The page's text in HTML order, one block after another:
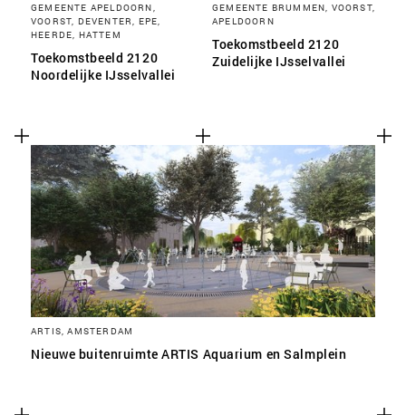
GEMEENTE APELDOORN,
VOORST, DEVENTER, EPE,
HEERDE, HATTEM
Toekomstbeeld 2120
Noordelijke IJsselvallei
GEMEENTE BRUMMEN, VOORST,
APELDOORN
Toekomstbeeld 2120
Zuidelijke IJsselvallei
ARTIS, AMSTERDAM
Nieuwe buitenruimte ARTIS Aquarium en Salmplein